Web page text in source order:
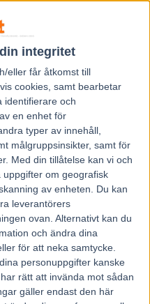
integritet
eller får åtkomst till
cookies, samt bearbetar
identifierare och
en enhet för
typer av innehåll,
målgruppsinsikter, samt för
Med din tillåtelse kan vi och
om geografisk
av enheten. Du kan
leverantörers
ovan. Alternativt kan du
och ändra dina
för att neka samtycke.
personuppgifter kanske
rätt att invända mot sådan
gäller endast den här
första seger på
STL:s Klass III och
var väldigt bra i
helt annan häst och det
som han verkligen
Han var ju en riktig
ju att det är en bra
året. Men som sagt,
i honom och då hade han
så han borde ändå
Det blev ett väldigt
tusen meter kvar ända in i
grejer… Det var riktigt